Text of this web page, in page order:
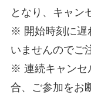
となり、キャン
※ 開始時刻に遅
いませんのでご
※ 連続キャンセ
合、ご参加をお